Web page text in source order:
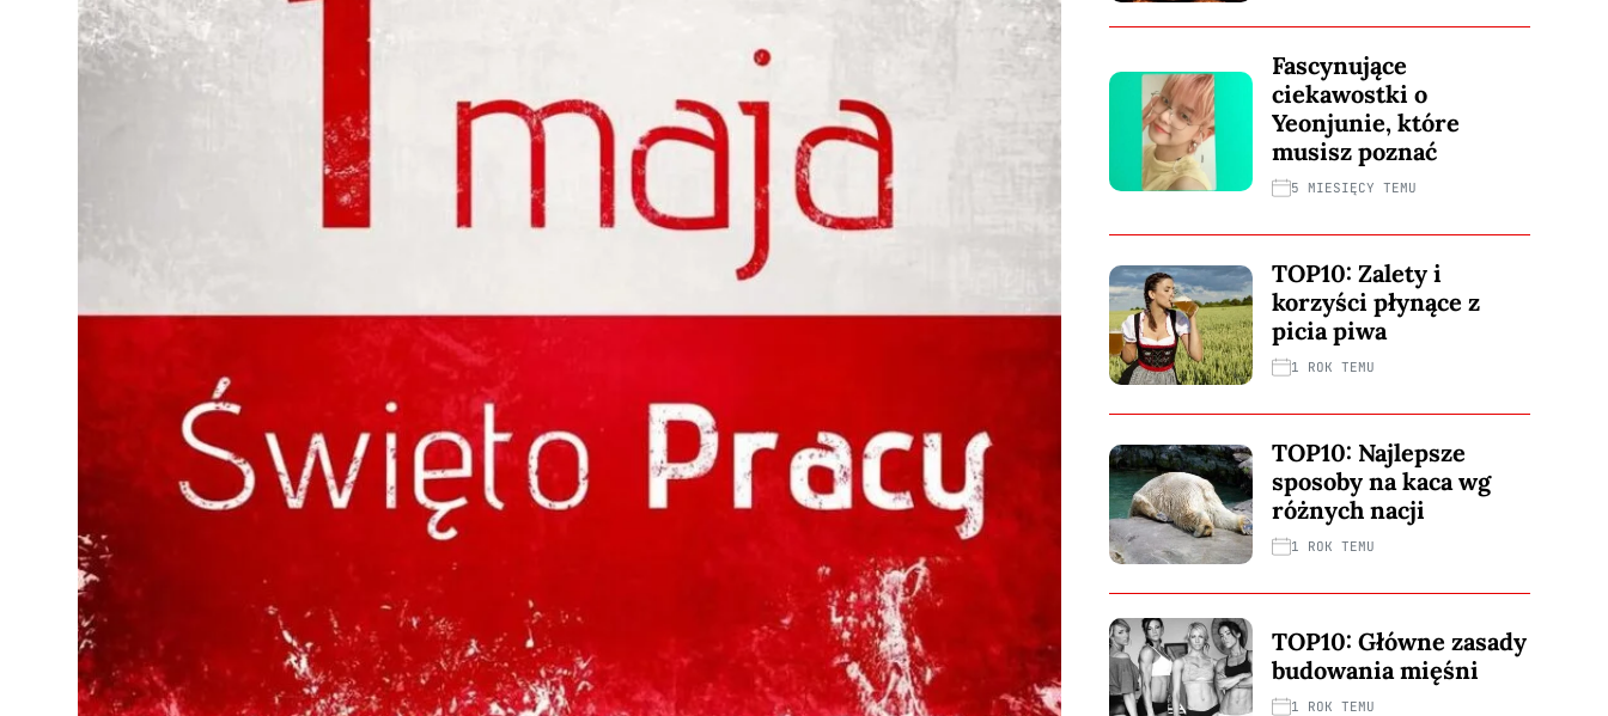
Fascynujące
ciekawostki o
Yeonjunie, które
musisz poznać
5 MIESIĘCY TEMU
TOP10: Zalety i
korzyści płynące z
picia piwa
1 ROK TEMU
TOP10: Najlepsze
sposoby na kaca wg
różnych nacji
1 ROK TEMU
TOP10: Główne zasady
budowania mięśni
1 ROK TEMU